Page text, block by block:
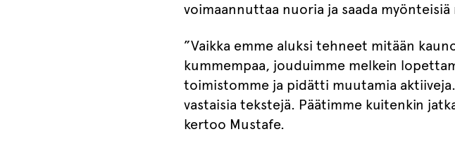
voimaannuttaa nuoria ja saada
”Vaikka emme aluksi tehneet mitään
kummempaa, jouduimme melkein
toimistomme ja pidätti muutamia
vastaisia tekstejä. Päätimme kuitenkin
kertoo Mustafe.